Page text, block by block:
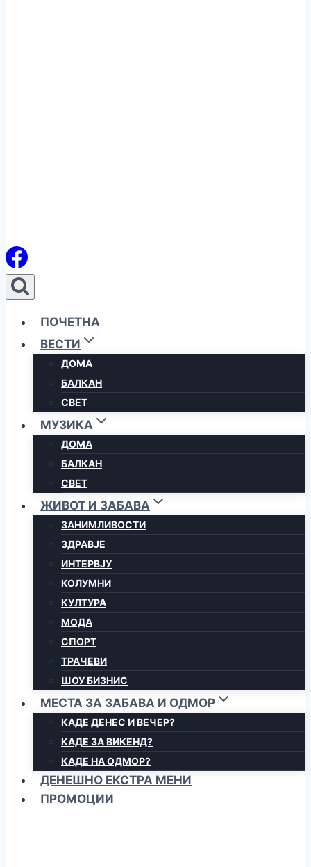
ПОЧЕТНА
ВЕСТИ
ДОМА
БАЛКАН
СВЕТ
МУЗИКА
ДОМА
БАЛКАН
СВЕТ
ЖИВОТ И ЗАБАВА
ЗАНИМЛИВОСТИ
ЗДРАВЈЕ
ИНТЕРВЈУ
КОЛУМНИ
КУЛТУРА
МОДА
СПОРТ
ТРАЧЕВИ
ШОУ БИЗНИС
МЕСТА ЗА ЗАБАВА И ОДМОР
КАДЕ ДЕНЕС И ВЕЧЕР?
КАДЕ ЗА ВИКЕНД?
КАДЕ НА ОДМОР?
ДЕНЕШНО ЕКСТРА МЕНИ
ПРОМОЦИИ